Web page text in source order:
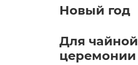
Новый год
Для чайной
церемонии